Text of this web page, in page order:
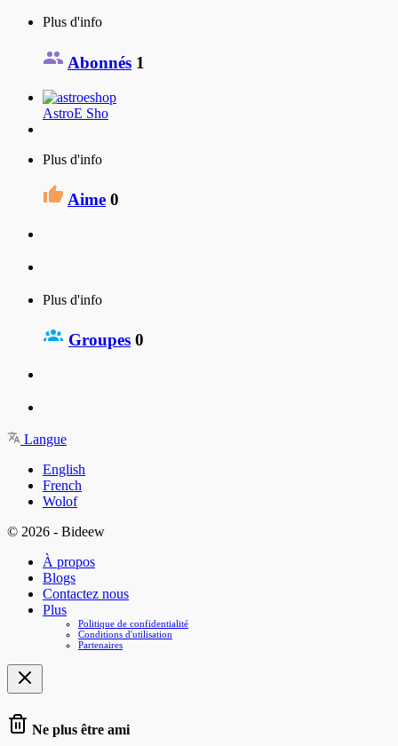
Plus d'info
Abonnés 1
AstroE Sho
Plus d'info
Aime 0
Plus d'info
Groupes 0
Langue
English
French
Wolof
© 2026 - Bideew
À propos
Blogs
Contactez nous
Plus
Politique de confidentialité
Conditions d'utilisation
Partenaires
Ne plus être ami